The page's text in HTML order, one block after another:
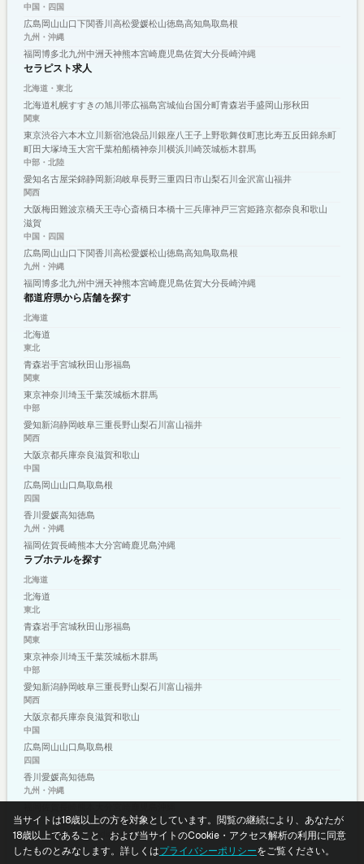
中国・四国
広島岡山山口下関香川高松愛媛松山徳島高知鳥取島根
九州・沖縄
福岡博多北九州中洲天神熊本宮崎鹿児島佐賀大分長崎沖縄
セラピスト求人
北海道・東北
北海道札幌すすきの旭川帯広福島宮城仙台国分町青森岩手盛岡山形秋田
関東
東京渋谷六本木立川新宿池袋品川銀座 八王子 上野歌舞伎町恵比寿五反田錦糸町
町田大塚埼玉大宮千葉柏船橋神奈川横浜川崎茨城栃木群馬
中部・北陸
愛知名古屋栄錦静岡新潟岐阜長野三重四日市山梨石川金沢富山福井
関西
大阪梅田難波京橋天王寺心斎橋日本橋十三兵庫神戸三宮姫路京都奈良和歌山
滋賀
中国・四国
広島岡山山口下関香川高松愛媛松山徳島高知鳥取島根
九州・沖縄
福岡博多北九州中洲天神熊本宮崎鹿児島佐賀大分長崎沖縄
都道府県から店舗を探す
北海道
北海道
東北
青森岩手宮城秋田山形福島
関東
東京神奈川埼玉千葉茨城栃木群馬
中部
愛知新潟静岡岐阜三重長野山梨石川富山福井
関西
大阪京都兵庫奈良滋賀和歌山
中国
広島岡山山口 鳥取島根
四国
香川愛媛高知徳島
九州・沖縄
福岡佐賀長崎熊本大分宮崎鹿児島沖縄
ラブホテルを探す
北海道
北海道
東北
青森岩手宮城秋田山形福島
関東
東京神奈川埼玉千葉茨城栃木群馬
中部
愛知新潟静岡岐阜三重長野山梨石川富山福井
関西
大阪京都兵庫奈良滋賀和歌山
中国
広島岡山山口 鳥取島根
四国
香川愛媛高知徳島
九州・沖縄
プライバシーポリシー利用規約
© 2026 shizuku-media.com
当サイトは18歳以上の方を対象としています。閲覧の継続により、あなたが
18歳以上であること、および当サイトのCookie・アクセス解析の利用に同意
したものとみなします。詳しくはプライバシーポリシーをご覧ください。